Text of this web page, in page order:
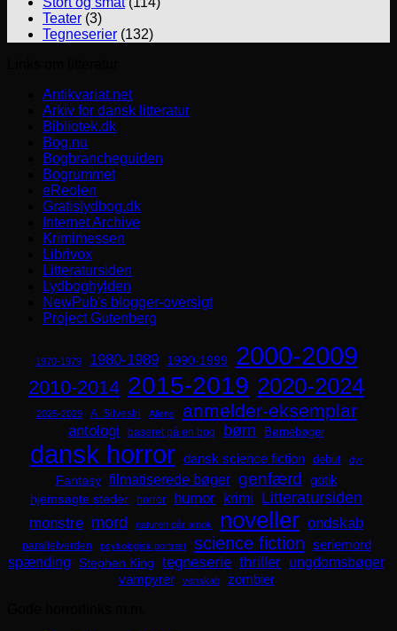
Teater (3)
Tegneserier (132)
Antikvariat.net
Arkiv for dansk litteratur
Bibliotek.dk
Bog.nu
Bogbrancheguiden
Bogrummet
eReolen
Gratislydbog.dk
Internet Archive
Krimimessen
Librivox
Litteratursiden
Lydboghylden
NewPub's blogger-oversigt
Project Gutenberg
1970-1979 1980-1989 1990-1999 2000-2009
2010-2014 2015-2019 2020-2024
2025-2029 A. Silvestri Aliens anmelder-eksemplar
antologi baseret på en bog børn Børnebøger
dansk horror dansk science fiction debut dyr
Fantasy filmatiserede bøger genfærd
gotik
hjemsøgte steder
horror humor krimi Litteratursiden
monstre mord naturen går amok noveller ondskab
parallelverden psykologisk portræt science fiction seriemord
spænding Stephen King tegneserie thriller ungdomsbøger
vampyrer venskab
zombier